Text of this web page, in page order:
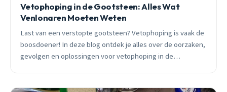
Vetophoping in de Gootsteen: Alles Wat
Venlonaren Moeten Weten
Last van een verstopte gootsteen? Vetophoping is vaak de
boosdoener! In deze blog ontdek je alles over de oorzaken,
gevolgen en oplossingen voor vetophoping in de